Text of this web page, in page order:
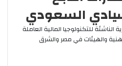
السعودي
للتكنولوجيا المالية العاملة
والهيئات في مصر والشرق